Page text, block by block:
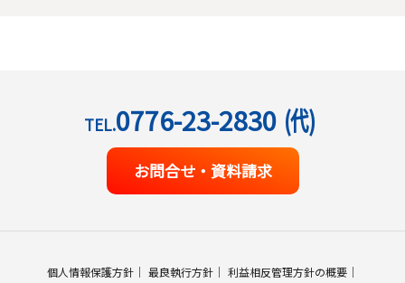
TEL.0776-23-2830 (代)
お問合せ・資料請求
個人情報保護方針 最良執行方針
利益相反管理方針の概要